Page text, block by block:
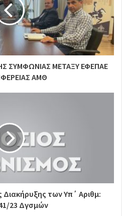
ΣΥΜΦΩΝΙΑΣ ΜΕΤΑΞΥ ΕΦΕΠΑΕ
ΑΜΘ
των Υπ΄ Αριθμ:
23 Δγσμών